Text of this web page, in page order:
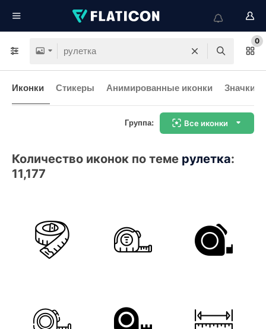
0
Иконки Стикеры Анимированные иконки Значки
Группа: Все иконки
Количество иконок по теме рулетка:
11,177